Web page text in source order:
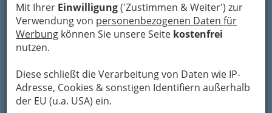
Mit Ihrer Einwilligung('Zustimmen & Weiter') zur
Verwendung von personenbezogenen Daten für
Werbung können Sie unsere Seite kostenfrei
nutzen.
Diese schließt die Verarbeitung von Daten wie IP-
Adresse, Cookies & sonstigen Identifiern außerhalb
der EU (u.a. USA) ein.
Karte
Adresse mit Google Maps anschauen